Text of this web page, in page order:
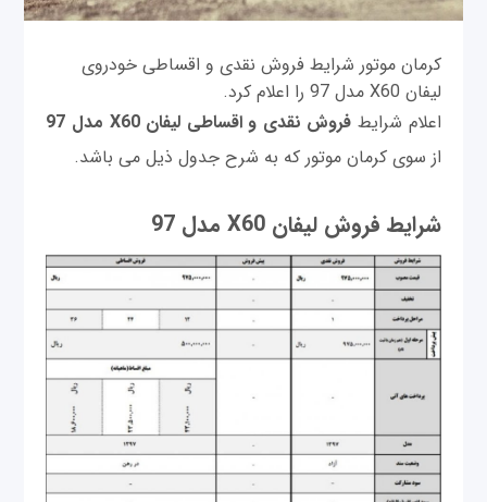
کرمان موتور شرایط فروش نقدی و اقساطی خودروی
لیفان X60 مدل 97 را اعلام کرد.
اعلام شرایط فروش نقدی و اقساطی لیفان X60 مدل 97
از سوی کرمان موتور که به شرح جدول ذیل می باشد.
شرایط فروش لیفان X60 مدل 97